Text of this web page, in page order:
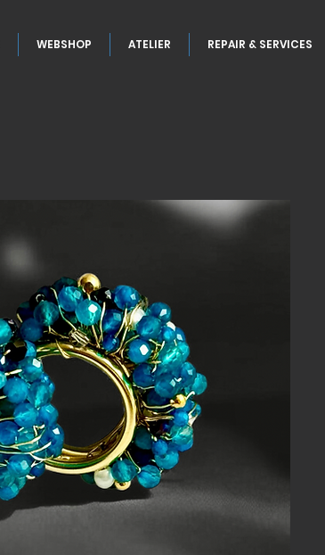
WEBSHOP ATELIER REPAIR & SERVICES